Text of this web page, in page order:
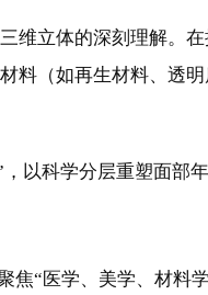
维立体的深刻理解。
料（如再生材料、透
“医学、美学、材料